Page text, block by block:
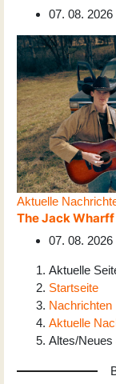
07. 08. 2026
Aktuelle
The Jack Wharff
07. 08. 2026
Aktuelle
Startseite
Nachrichten
Aktuelle
Altes/Neues